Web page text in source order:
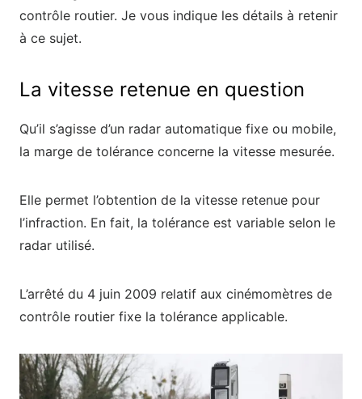
contrôle routier. Je vous indique les détails à retenir
à ce sujet.
La vitesse retenue en question
Qu’il s’agisse d’un radar automatique fixe ou mobile,
la marge de tolérance concerne la vitesse mesurée.
Elle permet l’obtention de la vitesse retenue pour
l’infraction. En fait, la tolérance est variable selon le
radar utilisé.
L’arrêté du 4 juin 2009 relatif aux cinémomètres de
contrôle routier fixe la tolérance applicable.